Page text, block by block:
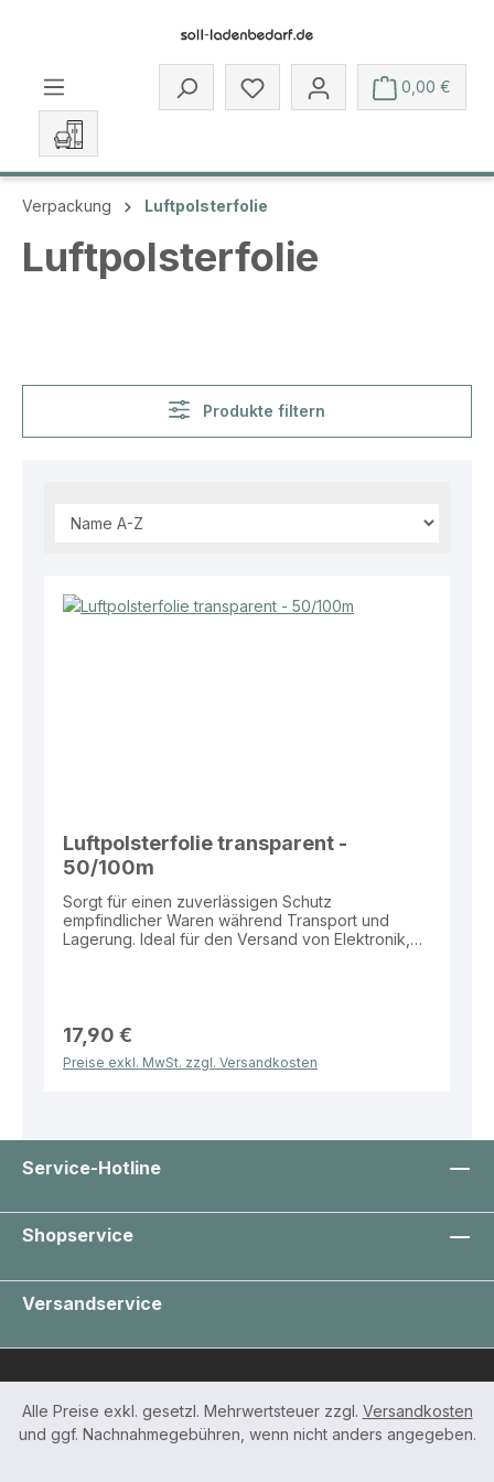
Du hast 0 Produkte auf dem
0,00 €
Verpackung Luftpolsterfolie
Luftpolsterfolie
Produkte filtern
Luftpolsterfolie transparent -
50/100m
Sorgt für einen zuverlässigen Schutz
empfindlicher Waren während Transport und
Lagerung. Ideal für den Versand von Elektronik,
100 m bis 1500 mm x 50 m) Vorteile: Effektiver
Schutz vor Stößen und Beschädigungen Leicht
und flexibel anpassbar Vielseitig einsetzbar für
17,90 €
Preise exkl. MwSt. zzgl. Versandkosten
Service-Hotline
Shopservice
Versandservice
Alle Preise exkl. gesetzl. Mehrwertsteuer zzgl. Versandkosten
und ggf. Nachnahmegebühren, wenn nicht anders angegeben.